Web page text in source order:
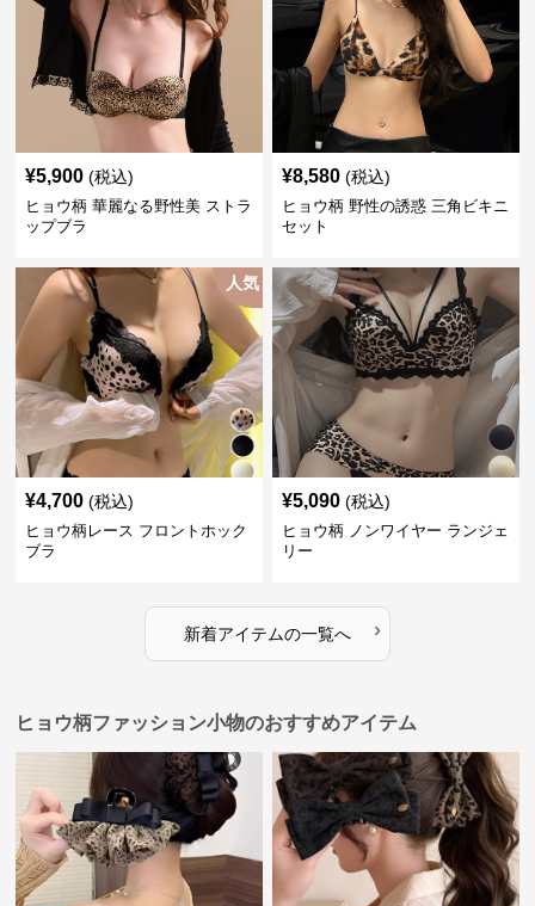
¥5,900 (税込)
ヒョウ柄 華麗なる野性美 ストラ
ップブラ
¥8,580 (税込)
ヒョウ柄 野性の誘惑 三角ビキニ
セット
人気
¥4,700 (税込)
ヒョウ柄レース フロントホック
ブラ
¥5,090 (税込)
ヒョウ柄 ノンワイヤー ランジェ
リー
新着アイテムの一覧へ ›
ヒョウ柄ファッション小物のおすすめアイテム